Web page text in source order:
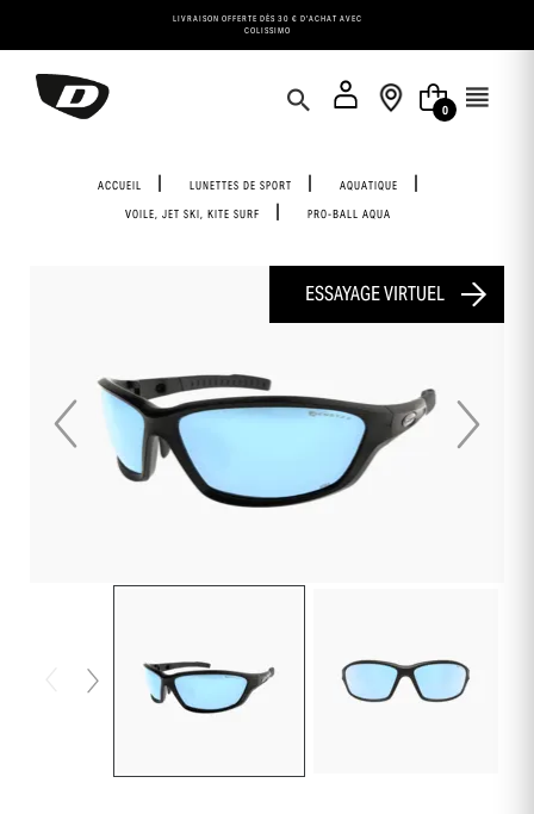
LIVRAISON OFFERTE DÈS 30 € D'ACHAT AVEC
COLISSIMO
0
ACCUEIL LUNETTES DE SPORT
AQUATIQUE
VOILE, JET SKI, KITE SURF
PRO-BALL AQUA
ESSAYAGE VIRTUEL